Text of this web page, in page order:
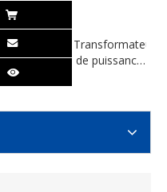
Transformateur
de puissance
type sec